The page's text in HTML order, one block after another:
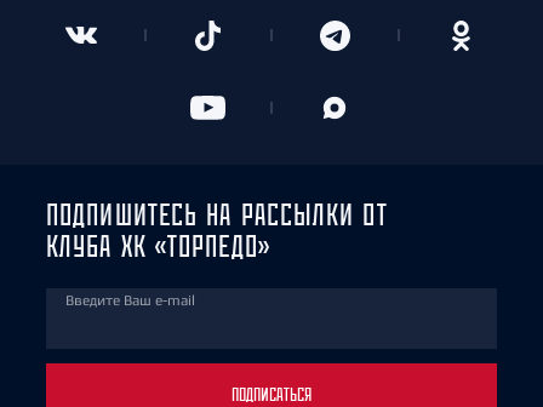
ПОДПИШИТЕСЬ НА РАССЫЛКИ ОТ
КЛУБА ХК «ТОРПЕДО»
Введите Ваш e-mail
ПОДПИСАТЬСЯ